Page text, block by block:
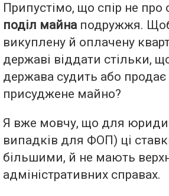
Припустімо, що спір не про
поділ майнаподружжя.
викуплену й оплачену
державі віддати стільки,
держава судить або
присуджене майно?
Я вже мовчу, що для
випадків для ФОП) ці
більшими, й не мають
адміністративних справах.